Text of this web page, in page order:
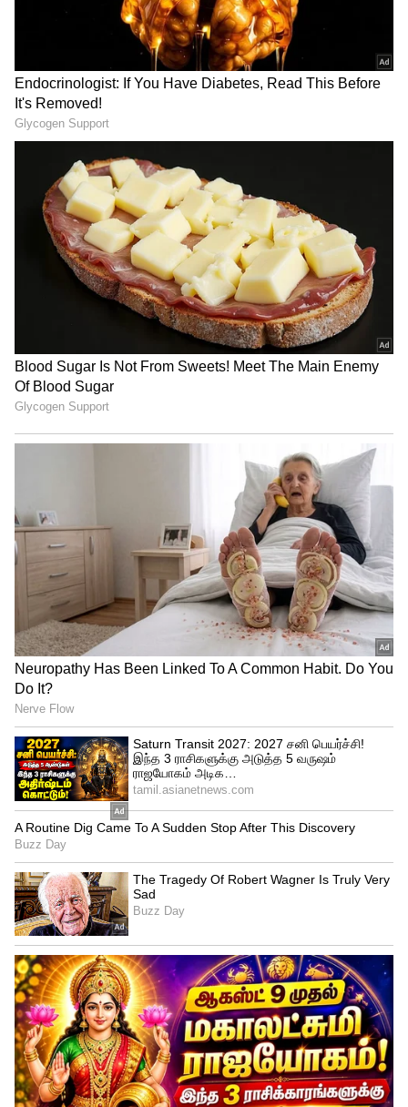
கிரிக்கெட் வாழ்க்கையை முடிக்க
விரும்புவதாகவும் ஸ்டோக்ஸ் குறிப்பிட்டார்.
IND vs IRE 1st T20: முதல் டி20-யில்
இந்தியாவை அலற விட்ட அயர்லாந்து..
மாஸ் வெற்றி.. சரித்திர சாதனை!
IND W vs AUS W: டூ-ஆர்-டை போட்டியில்
ஆஸ்திரேலியாவை கதறவிட்ட
ஹர்மன்பிரீத் கவுர்! மெகா சாதனை!
3
4
Image Credit :Getty
உலகக்கோப்பைகளில் மேட்ச் வின்னர்
அவர் தொடர்ந்து பேசுகையில், "அடுத்த
இரண்டு நாட்களில் என்ன நடக்கப்
போகிறது என்று எனக்குத் தெரியும்.
இதுதான் உங்கள் கேப்டனாக எனது கடைசி
இரண்டு நாட்கள், இங்கிலாந்துக்காக
விளையாடும் எனது கடைசி இரண்டு
நாட்கள்'' என்றார். 2019 ஒருநாள் உலகக்
கோப்பை மற்றும் 2022 டி20 உலகக் கோப்பை